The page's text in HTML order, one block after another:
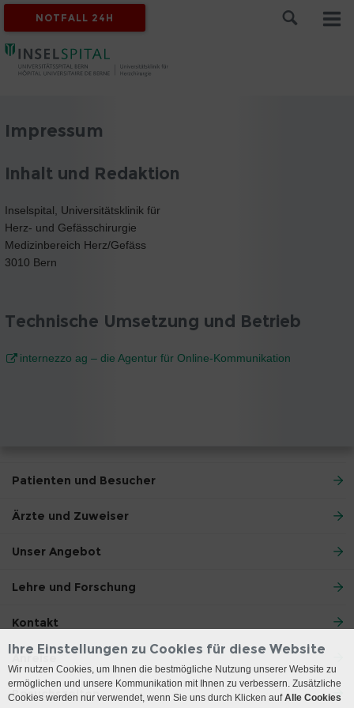
NOTFALL 24H
Impressum
Inhalt und Redaktion
Inselspital, Universitätsklinik für
Herz- und Gefässchirurgie
Medizinbereich Herz/Gefäss
3010 Bern
Technische Umsetzung und Betrieb
internezzo ag – die Agentur für Online-Kommunikation
Patienten und Besucher
Ärzte und Zuweiser
Unser Angebot
Lehre und Forschung
Kontakt
Besuchszeiten
Ihre Einstellungen zu Cookies für diese Website
Wir nutzen Cookies, um Ihnen die bestmögliche Nutzung unserer Website zu
ermöglichen und unsere Kommunikation mit Ihnen zu verbessern. Zusätzliche
Cookies werden nur verwendet, wenn Sie uns durch Klicken aufAlle Cookies